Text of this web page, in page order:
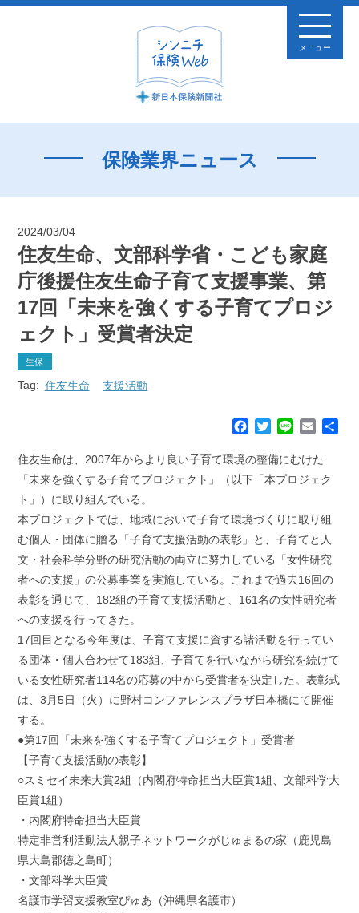
メニュー
保険業界ニュース
2024/03/04
住友生命、文部科学省・こども家庭
庁後援住友生命子育て支援事業、第
17回「未来を強くする子育てプロジ
ェクト」受賞者決定
生保
Tag: 住友生命 支援活動
c
e
o
T
i
t
r
n
e
E
a
住友生命は、2007年からより良い子育て環境の整備にむけた
「未来を強くする子育てプロジェクト」（以下「本プロジェク
ト」）に取り組んでいる。
本プロジェクトでは、地域において子育て環境づくりに取り組
む個人・団体に贈る「子育て支援活動の表彰」と、子育てと人
文・社会科学分野の研究活動の両立に努力している「女性研究
者への支援」の公募事業を実施している。これまで過去16回の
表彰を通じて、182組の子育て支援活動と、161名の女性研究者
への支援を行ってきた。
17回目となる今年度は、子育て支援に資する諸活動を行ってい
る団体・個人合わせて183組、子育てを行いながら研究を続けて
いる女性研究者114名の応募の中から受賞者を決定した。表彰式
は、3月5日（火）に野村コンファレンスプラザ日本橋にて開催
する。
●第17回「未来を強くする子育てプロジェクト」受賞者
【子育て支援活動の表彰】
○スミセイ未来大賞2組（内閣府特命担当大臣賞1組、文部科学大
臣賞1組）
・内閣府特命担当大臣賞
特定非営利活動法人親子ネットワークがじゅまるの家（鹿児島
県大島郡徳之島町）
・文部科学大臣賞
名護市学習支援教室ぴゅあ（沖縄県名護市）